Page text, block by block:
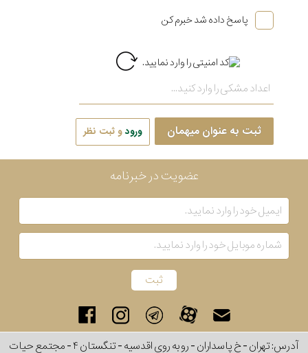
پاسخ داده شد خبرم کن
ثبت به عنوان میهمان ورودو ثبت نظر
عضویت در خبرنامه
آدرس: تهران - خ پاسداران - رو به روی اقدسیه - تنگستان ۴ - مجتمع حیات